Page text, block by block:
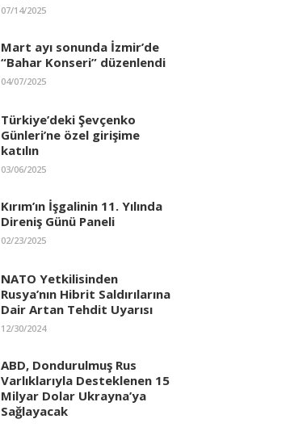
07/14/2025
Mart ayı sonunda İzmir’de
“Bahar Konseri” düzenlendi
04/07/2025
Türkiye’deki Şevçenko
Günleri’ne özel girişime
katılın
03/06/2025
Kırım’ın İşgalinin 11. Yılında
Direniş Günü Paneli
02/23/2025
NATO Yetkilisinden
Rusya’nın Hibrit Saldırılarına
Dair Artan Tehdit Uyarısı
12/30/2024
ABD, Dondurulmuş Rus
Varlıklarıyla Desteklenen 15
Milyar Dolar Ukrayna’ya
Sağlayacak